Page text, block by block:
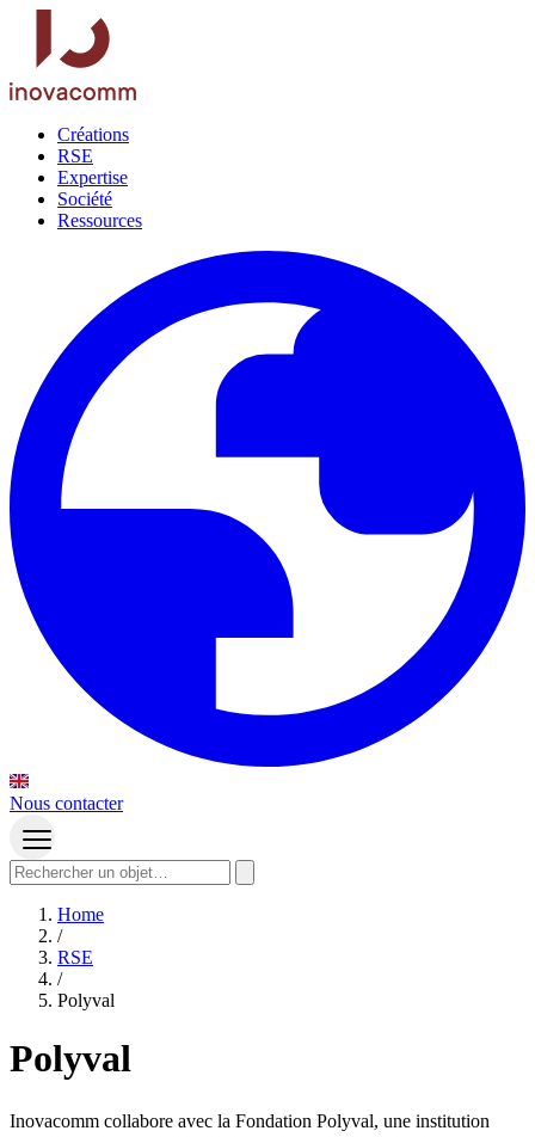
Créations
RSE
Expertise
Société
Ressources
Nous contacter
Home
/
RSE
/
Polyval
Polyval
Inovacomm collabore avec la Fondation Polyval, une institution